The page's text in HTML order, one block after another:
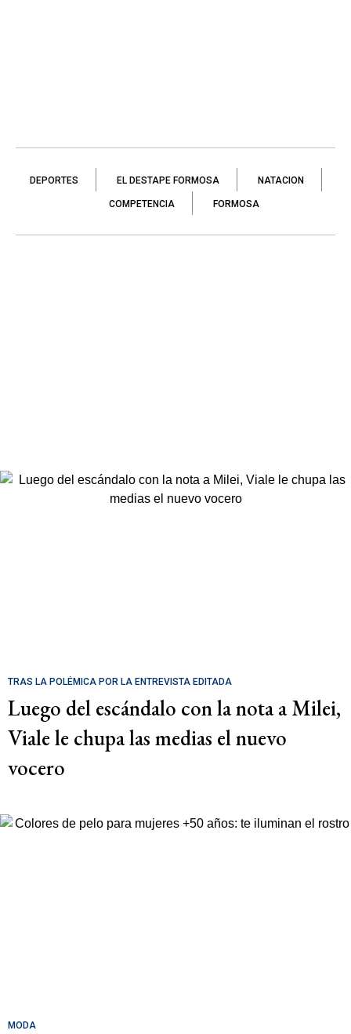
DEPORTES EL DESTAPE FORMOSA NATACION
COMPETENCIA FORMOSA
TRAS LA POLÉMICA POR LA ENTREVISTA EDITADA
Luego del escándalo con la nota a Milei,
Viale le chupa las medias el nuevo
vocero
MODA